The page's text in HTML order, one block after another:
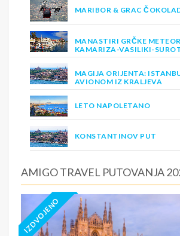
MARIBOR & GRAC
MANASTIRI GRČKE
KAMARIZA-VASILIKI-
MAGIJA ORIJENTA:
AVIONOM IZ KRALJEVA
LETO NAPOLETANO
KONSTANTINOV PUT
AMIGO TRAVEL PUTOVANJA
IZDVOJENO